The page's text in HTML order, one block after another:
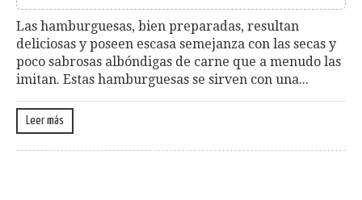
Las hamburguesas, bien preparadas, resultan
deliciosas y poseen escasa semejanza con las secas y
poco sabrosas albóndigas de carne que a menudo las
imitan. Estas hamburguesas se sirven con una...
Leer más